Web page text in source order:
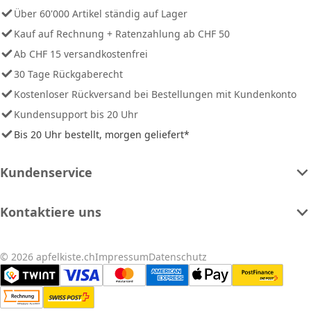
Über 60'000 Artikel ständig auf Lager
Kauf auf Rechnung + Ratenzahlung ab CHF 50
Ab CHF 15 versandkostenfrei
30 Tage Rückgaberecht
Kostenloser Rückversand bei Bestellungen mit Kundenkonto
Kundensupport bis 20 Uhr
Bis 20 Uhr bestellt, morgen geliefert*
Kundenservice
Kontaktiere uns
© 2026 apfelkiste.chImpressumDatenschutz